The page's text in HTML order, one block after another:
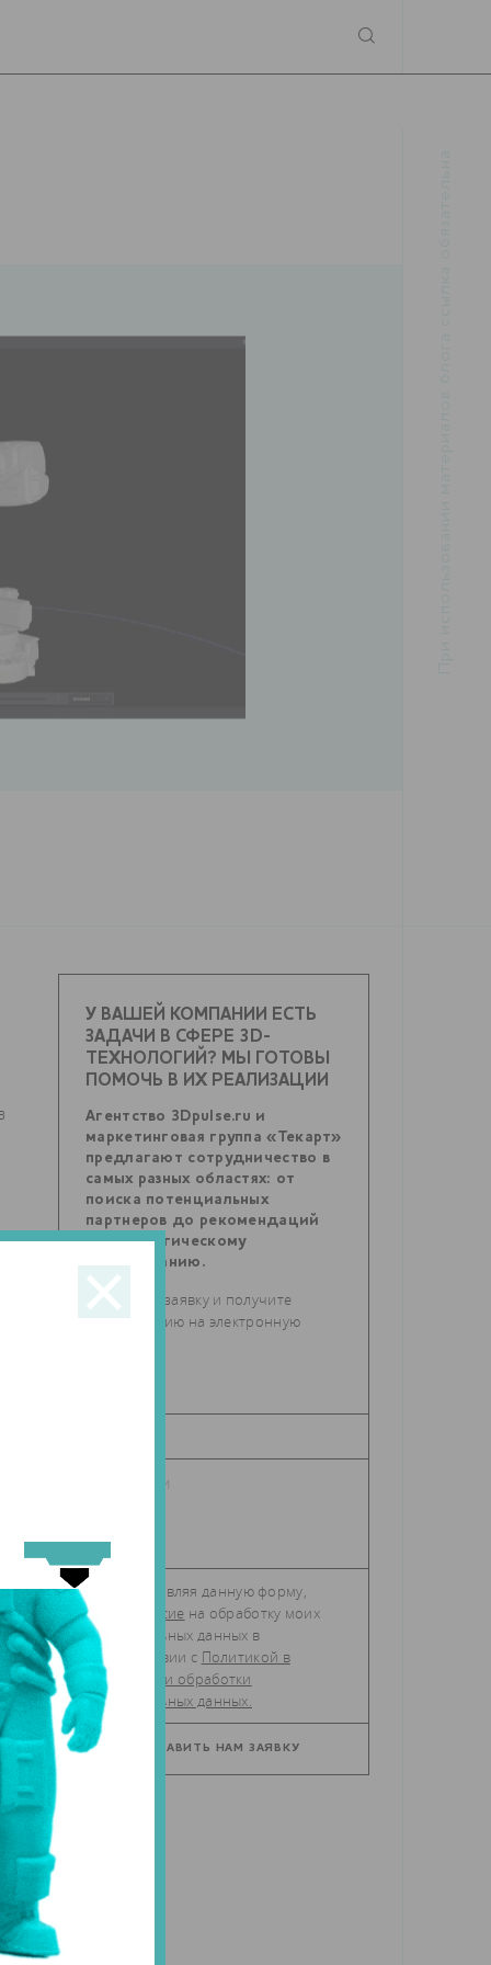
У ВАШЕЙ КОМПАНИИ ЕСТЬ
ЗАДАЧИ В СФЕРЕ 3D-
ТЕХНОЛОГИЙ? МЫ ГОТОВЫ
ПОМОЧЬ В ИХ РЕАЛИЗАЦИИ
Агентство 3Dpulse.ru и
маркетинговая группа «Текарт»
предлагают сотрудничество в
самых разных областях: от
поиска потенциальных
партнеров до рекомендаций
по стратегическому
планированию.
Отправьте заявку и получите
консультацию на электронную
Отправляя данную форму,
согласие
персональных данных в
соответствии с Политикой в
отношении обработки
персональных данных.